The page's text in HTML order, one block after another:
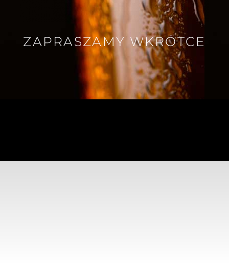
ZAPRASZAMY WKRÓTCE